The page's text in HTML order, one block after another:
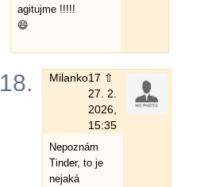
agitujme !!!!!
😄
18. Milanko17 ⇧
27. 2.
2026,
15:35
Nepoznám
Tinder, to je
nejaká